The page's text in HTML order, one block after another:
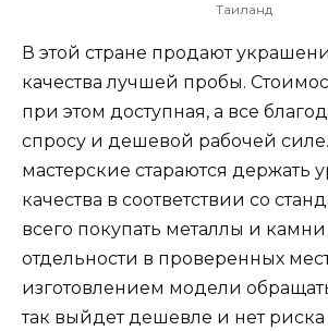
Таиланд
В этой стране продают
качества лучшей пробы.
при этом доступная, а все
спросу и дешевой рабочей
мастерские стараются держать
качества в соответствии со
всего покупать металлы и
отдельности в проверенных
изготовлением модели
так выйдет дешевле и нет риска